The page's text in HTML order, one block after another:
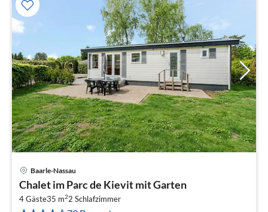
Baarle-Nassau
Chalet im Parc de Kievit mit Garten
4 Gäste35 m22 Schlafzimmer